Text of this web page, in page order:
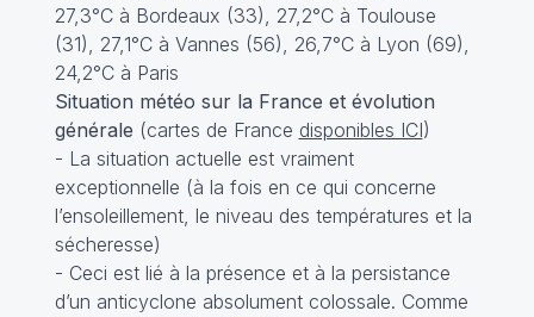
27,3°C à Bordeaux (33), 27,2°C à Toulouse
(31), 27,1°C à Vannes (56), 26,7°C à Lyon (69),
24,2°C à Paris
Situation météo sur la France et évolution
générale (cartes de France disponibles ICI)
- La situation actuelle est vraiment
exceptionnelle (à la fois en ce qui concerne
l’ensoleillement, le niveau des températures et la
sécheresse)
- Ceci est lié à la présence et à la persistance
d’un anticyclone absolument colossale. Comme